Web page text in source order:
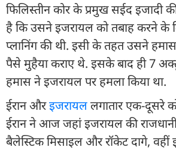
फिलिस्तीन कोर के प्रमुख सईद इजादी
है कि उसने इजरायल को तबाह करने के
प्लानिंग की थी. इसी के तहत उसने
पैसे मुहैया कराए थे. इसके बाद ही 7
हमास ने इजरायल पर हमला किया था.
ईरान औरइजरायललगातार एक-दूसरे
ईरान ने आज जहां इजरायल की
बैलेस्टिक मिसाइल और रॉकेट दागे, वहीं